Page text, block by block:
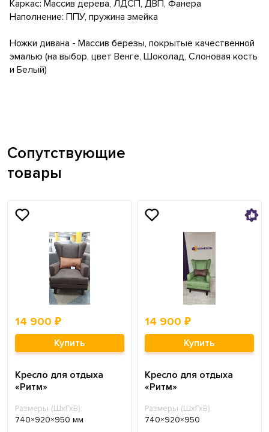
Каркас: Массив дерева, ЛДСП, ДВП, Фанера
Наполнение: ППУ, пружина змейка
Ножки дивана - Массив березы, покрытые качественной
эмалью (на выбор, цвет Венге, Шоколад, Слоновая кость
и Белый)
Сопутствующие
товары
14 900 ₽
Купить
Кресло для отдыха
«Ритм»
Размеры (ШхГхВ):
740×920×950 мм
14 900 ₽
Купить
Кресло для отдыха
«Ритм»
Размеры (ШхГхВ):
740×920×950